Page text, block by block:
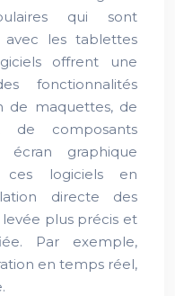
qui sont
avec les tablettes
offrent une
fonctionnalités
de maquettes, de
de composants
écran graphique
ces logiciels en
directe des
plus précis et
Par exemple,
en temps réel,